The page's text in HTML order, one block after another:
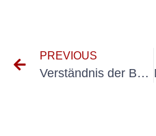
PREVIOUS
Verständnis der Bedeutung von Kosten DGUV 3 MÜFUNG für die Sicherheit am Arbeitsplatz